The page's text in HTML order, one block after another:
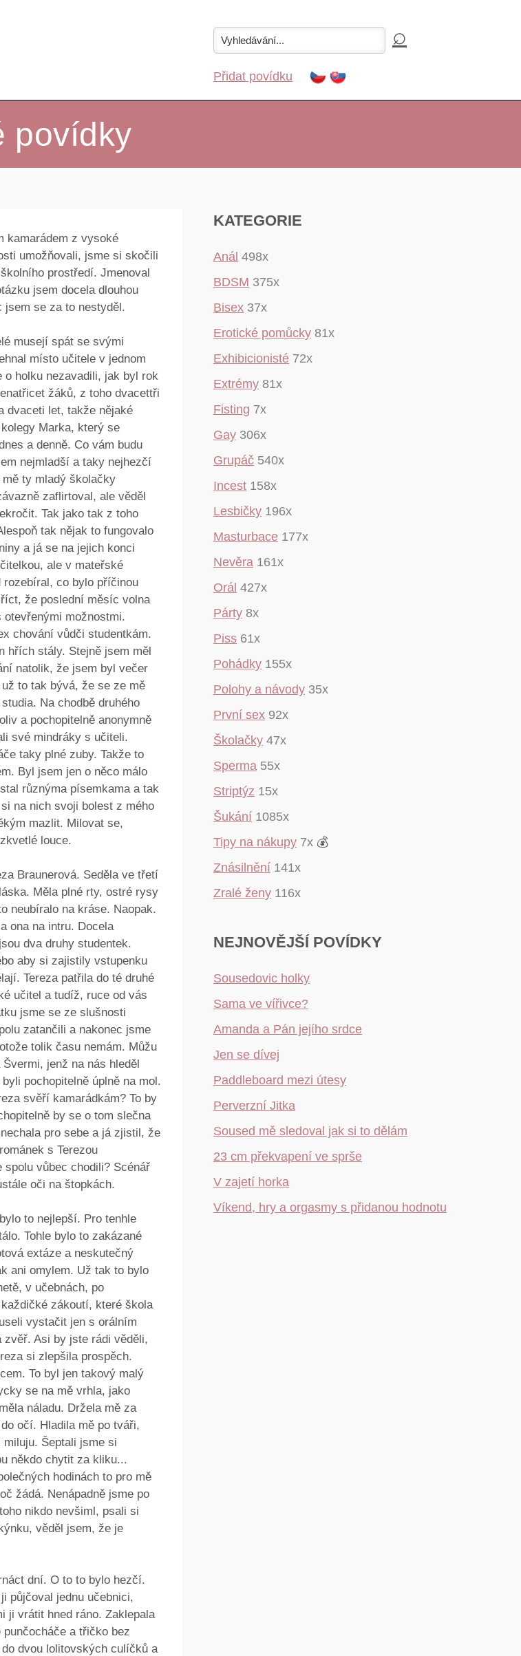
Přidat povídku
povídky
kamarádem z vysoké
umožňovali, jsme si skočili
prostředí. Jmenoval
jsem docela dlouhou
jsem se za to nestyděl.
musejí spát se svými
místo učitele v jednom
holku nezavadili, jak byl rok
žáků, z toho dvacettři
dvaceti let, takže nějaké
Marka, který se
a denně. Co vám budu
nejmladší a taky nejhezčí
ty mladý školačky
zaflirtoval, ale věděl
Tak jako tak z toho
tak nějak to fungovalo
a já se na jejich konci
ale v mateřské
co bylo příčinou
že poslední měsíc volna
možnostmi.
chování vůdči studentkám.
hřích stály. Stejně jsem měl
natolik, že jsem byl večer
to tak bývá, že se ze mě
Na chodbě druhého
a pochopitelně anonymně
své mindráky s učiteli.
taky plné zuby. Takže to
Byl jsem jen o něco málo
různýma písemkama a tak
na nich svoji bolest z mého
mazlit. Milovat se,
louce.
Braunerová. Seděla ve třetí
Měla plné rty, ostré rysy
neubíralo na kráse. Naopak.
ona na intru. Docela
dva druhy studentek.
aby si zajistily vstupenku
Tereza patřila do té druhé
učitel a tudíž, ruce od vás
jsme se ze slušnosti
zatančili a nakonec jsme
tolik času nemám. Můžu
jenž na nás hleděl
pochopitelně úplně na mol.
svěří kamarádkám? To by
by se o tom slečna
pro sebe a já zjistil, že
s Terezou
vůbec chodili? Scénář
oči na štopkách.
to nejlepší. Pro tenhle
Tohle bylo to zakázané
extáze a neskutečný
ani omylem. Už tak to bylo
v učebnách, po
zákoutí, které škola
vystačit jen s orálním
Asi by jste rádi věděli,
si zlepšila prospěch.
To byl jen takový malý
se na mě vrhla, jako
náladu. Držela mě za
očí. Hladila mě po tváři,
Šeptali jsme si
někdo chytit za kliku...
hodinách to pro mě
žádá. Nenápadně jsme po
nikdo nevšiml, psali si
věděl jsem, že je
dní. O to to bylo hezčí.
půjčoval jednu učebnici,
ji vrátit hned ráno. Zaklepala
a třičko bez
dvou lolitovských culíčků a
KATEGORIE
Anál 498x
BDSM 375x
Bisex 37x
Erotické pomůcky 81x
Exhibicionisté 72x
Extrémy 81x
Fisting 7x
Gay 306x
Grupáč 540x
Incest 158x
Lesbičky 196x
Masturbace 177x
Nevěra 161x
Orál 427x
Párty 8x
Piss 61x
Pohádky 155x
Polohy a návody 35x
První sex 92x
Školačky 47x
Sperma 55x
Striptýz 15x
Šukání 1085x
Tipy na nákupy 7x 💰
Znásilnění 141x
Zralé ženy 116x
NEJNOVĚJŠÍ POVÍDKY
Sousedovic holky
Sama ve vířivce?
Amanda a Pán jejího srdce
Jen se dívej
Paddleboard mezi útesy
Perverzní Jitka
Soused mě sledoval jak si to dělám
23 cm překvapení ve sprše
V zajetí horka
Víkend, hry a orgasmy s přidanou hodnotu